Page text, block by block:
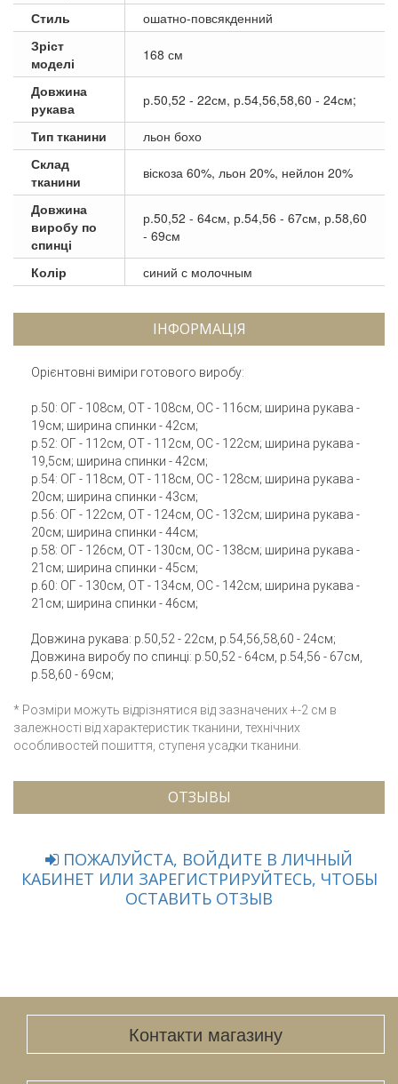
Стиль
ошатно-повсякденний
Зріст
моделі
168 см
Довжина
рукава
р.50,52 - 22см, р.54,56,58,60 - 24см;
Тип тканини
льон бохо
Склад
тканини
віскоза 60%, льон 20%, нейлон 20%
Довжина
виробу по
спинці
р.50,52 - 64см, р.54,56 - 67см, р.58,60
- 69см
Колір синий с молочным
ІНФОРМАЦІЯ
Орієнтовні виміри готового виробу:
р.50: ОГ - 108см, ОТ - 108см, ОС - 116см; ширина рукава -
19см; ширина спинки - 42см;
р.52: ОГ - 112см, ОТ - 112см, ОС - 122см; ширина рукава -
19,5см; ширина спинки - 42см;
р.54: ОГ - 118см, ОТ - 118см, ОС - 128см; ширина рукава -
20см; ширина спинки - 43см;
р.56: ОГ - 122см, ОТ - 124см, ОС - 132см; ширина рукава -
20см; ширина спинки - 44см;
р.58: ОГ - 126см, ОТ - 130см, ОС - 138см; ширина рукава -
21см; ширина спинки - 45см;
р.60: ОГ - 130см, ОТ - 134см, ОС - 142см; ширина рукава -
21см; ширина спинки - 46см;
Довжина рукава: р.50,52 - 22см, р.54,56,58,60 - 24см;
Довжина виробу по спинці: р.50,52 - 64см, р.54,56 - 67см,
р.58,60 - 69см;
* Розміри можуть відрізнятися від зазначених +-2 см в
залежності від характеристик тканини, технічних
особливостей пошиття, ступеня усадки тканини.
ОТЗЫВЫ
ПОЖАЛУЙСТА, ВОЙДИТЕ В ЛИЧНЫЙ
КАБИНЕТ ИЛИ ЗАРЕГИСТРИРУЙТЕСЬ, ЧТОБЫ
ОСТАВИТЬ ОТЗЫВ
Контакти магазину